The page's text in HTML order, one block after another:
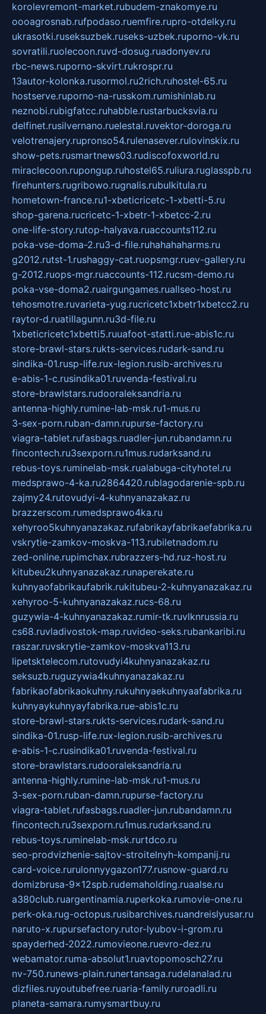
korolevremont-market.rubudem-znakomye.ru
oooagrosnab.rufpodaso.ruemfire.rupro-otdelky.ru
ukrasotki.ruseksuzbek.ruseks-uzbek.ruporno-vk.ru
sovratili.ruolecoon.ruvd-dosug.ruadonyev.ru
rbc-news.ruporno-skvirt.rukrospr.ru
13autor-kolonka.rusormol.ru2rich.ruhostel-65.ru
hostserve.ruporno-na-russkom.rumishinlab.ru
neznobi.rubigfatcc.ruhabble.rustarbucksvia.ru
delfinet.rusilvernano.ruelestal.ruvektor-doroga.ru
velotrenajery.rupronso54.rulenasever.rulovinskix.ru
show-pets.rusmartnews03.rudiscofoxworld.ru
miraclecoon.rupongup.ruhostel65.ruliura.ruglasspb.ru
firehunters.rugribowo.rugnalis.rubulkitula.ru
hometown-france.ru1-xbeticricetc-1-xbetti-5.ru
shop-garena.rucricetc-1-xbetr-1-xbetcc-2.ru
one-life-story.rutop-halyava.ruaccounts112.ru
poka-vse-doma-2.ru3-d-file.ruhahahaharms.ru
g2012.rutst-1.rushaggy-cat.ruopsmgr.ruev-gallery.ru
g-2012.ruops-mgr.ruaccounts-112.rucsm-demo.ru
poka-vse-doma2.ruairgungames.ruallseo-host.ru
tehosmotre.ruvarieta-yug.rucricetc1xbetr1xbetcc2.ru
raytor-d.ruatillagunn.ru3d-file.ru
1xbeticricetc1xbetti5.ruuafoot-statti.rue-abis1c.ru
store-brawl-stars.rukts-services.rudark-sand.ru
sindika-01.rusp-life.rux-legion.rusib-archives.ru
e-abis-1-c.rusindika01.ruvenda-festival.ru
store-brawlstars.rudooraleksandria.ru
antenna-highly.rumine-lab-msk.ru1-mus.ru
3-sex-porn.ruban-damn.rupurse-factory.ru
viagra-tablet.rufasbags.ruadler-jun.rubandamn.ru
fincontech.ru3sexporn.ru1mus.rudarksand.ru
rebus-toys.ruminelab-msk.rualabuga-cityhotel.ru
medsprawo-4-ka.ru2864420.rublagodarenie-spb.ru
zajmy24.rutovudyi-4-kuhnyanazakaz.ru
brazzerscom.rumedsprawo4ka.ru
xehyroo5kuhnyanazakaz.rufabrikayfabrikaefabrika.ru
vskrytie-zamkov-moskva-113.rubiletnadom.ru
zed-online.rupimchax.rubrazzers-hd.ruz-host.ru
kitubeu2kuhnyanazakaz.runaperekate.ru
kuhnyaofabrikaufabrik.rukitubeu-2-kuhnyanazakaz.ru
xehyroo-5-kuhnyanazakaz.rucs-68.ru
guzywia-4-kuhnyanazakaz.rumir-tk.ruvlknrussia.ru
cs68.ruvladivostok-map.ruvideo-seks.rubankaribi.ru
raszar.ruvskrytie-zamkov-moskva113.ru
lipetsktelecom.rutovudyi4kuhnyanazakaz.ru
seksuzb.ruguzywia4kuhnyanazakaz.ru
fabrikaofabrikaokuhny.rukuhnyaekuhnyaafabrika.ru
kuhnyaykuhnyayfabrika.rue-abis1c.ru
store-brawl-stars.rukts-services.rudark-sand.ru
sindika-01.rusp-life.rux-legion.rusib-archives.ru
e-abis-1-c.rusindika01.ruvenda-festival.ru
store-brawlstars.rudooraleksandria.ru
antenna-highly.rumine-lab-msk.ru1-mus.ru
3-sex-porn.ruban-damn.rupurse-factory.ru
viagra-tablet.rufasbags.ruadler-jun.rubandamn.ru
fincontech.ru3sexporn.ru1mus.rudarksand.ru
rebus-toys.ruminelab-msk.rurtdco.ru
seo-prodvizhenie-sajtov-stroitelnyh-kompanij.ru
card-voice.rurulonnyygazon177.rusnow-guard.ru
domizbrusa-9x12spb.rudemaholding.ruaalse.ru
a380club.ruargentinamia.ruperkoka.rumovie-one.ru
perk-oka.rug-octopus.rusibarchives.ruandreislyusar.ru
naruto-x.rupursefactory.rutor-lyubov-i-grom.ru
spayderhed-2022.rumovieone.ruevro-dez.ru
webamator.ruma-absolut1.ruavtopomosch27.ru
nv-750.runews-plain.runertansaga.rudelanalad.ru
dizfiles.ruyoutubefree.ruaria-family.ruroadli.ru
planeta-samara.rumysmartbuy.ru